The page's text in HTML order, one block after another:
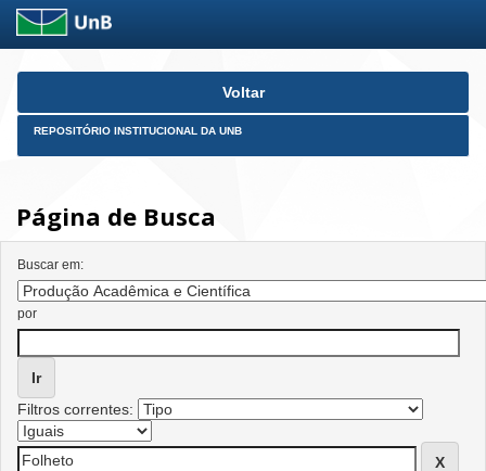
Skip
Voltar
REPOSITÓRIO INSTITUCIONAL DA UNB
Página de Busca
Buscar em:
por
Filtros correntes: